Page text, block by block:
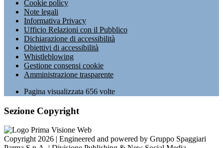
Cookie policy
Note legali
Informativa Privacy
Ufficio Relazioni con il Pubblico
Dichiarazione di accessibilità
Obiettivi di accessibilità
Whistleblowing
Gestione consensi cookie
Amministrazione trasparente
Pagina visualizzata 656 volte
Sezione Copyright
Copyright 2026 | Engineered and powered by Gruppo Spaggiari